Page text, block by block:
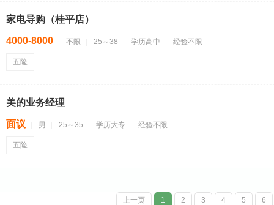
家电导购（桂平店）
4000-8000 不限 25～38 学历高中 经验不限
五险
美的业务经理
面议 男 25～35 学历大专 经验不限
五险
上一页 1 2 3 4 5 6